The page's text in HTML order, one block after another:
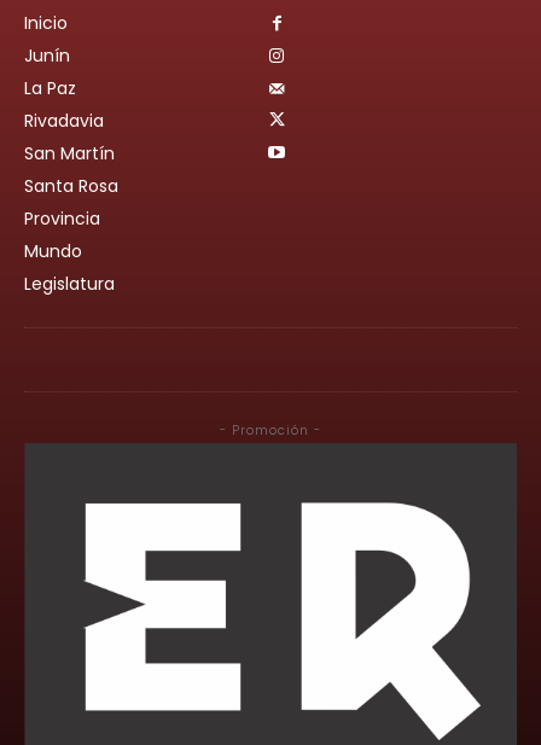
Inicio
Junín
La Paz
Rivadavia
San Martín
Santa Rosa
Provincia
Mundo
Legislatura
- Promoción -